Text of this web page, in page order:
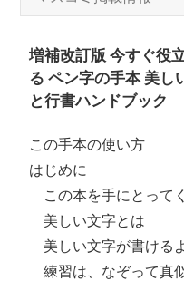
増補改訂版 今すぐ役
る ペン字の手本 美し
と行書ハンドブック
この手本の使い方
はじめに
この本を手にとって
美しい文字とは
美しい文字が書ける
練習は、なぞって真